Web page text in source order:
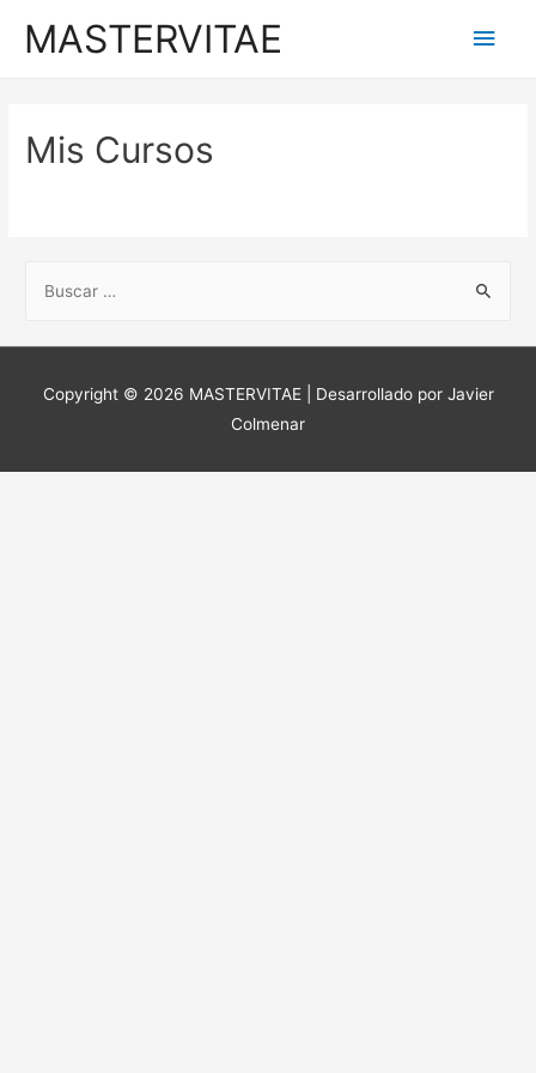
MASTERVITAE
Mis Cursos
Copyright © 2026 MASTERVITAE| Desarrollado por Javier
Colmenar